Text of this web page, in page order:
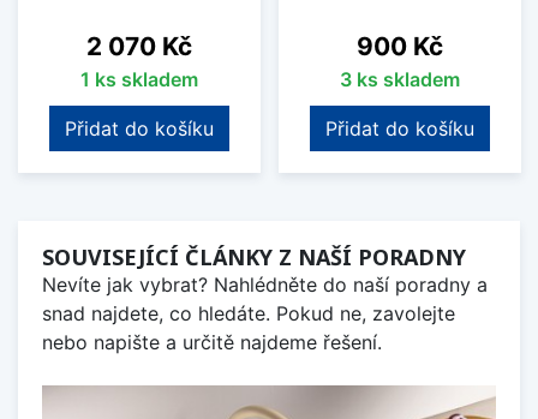
Cena
2 070 Kč
1 ks skladem
Přidat do košíku
Cena
900 Kč
3 ks skladem
Přidat do košíku
SOUVISEJÍCÍ ČLÁNKY Z NAŠÍ PORADNY
Nevíte jak vybrat? Nahlédněte do naší poradny a
snad najdete, co hledáte. Pokud ne, zavolejte
nebo napište a určitě najdeme řešení.